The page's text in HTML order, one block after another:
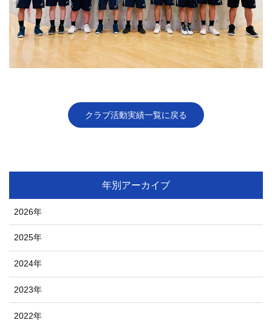
クラブ活動実績一覧に戻る
年別アーカイブ
2026年
2025年
2024年
2023年
2022年